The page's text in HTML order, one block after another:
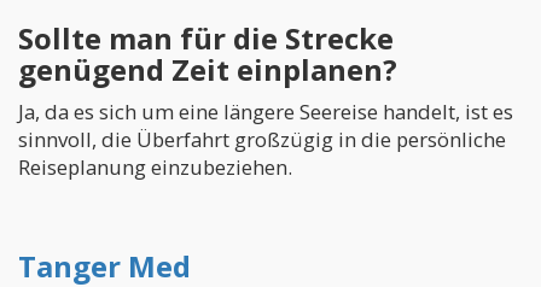
Sollte man für die Strecke
genügend Zeit einplanen?
Ja, da es sich um eine längere Seereise handelt, ist es
sinnvoll, die Überfahrt großzügig in die persönliche
Reiseplanung einzubeziehen.
Tanger Med